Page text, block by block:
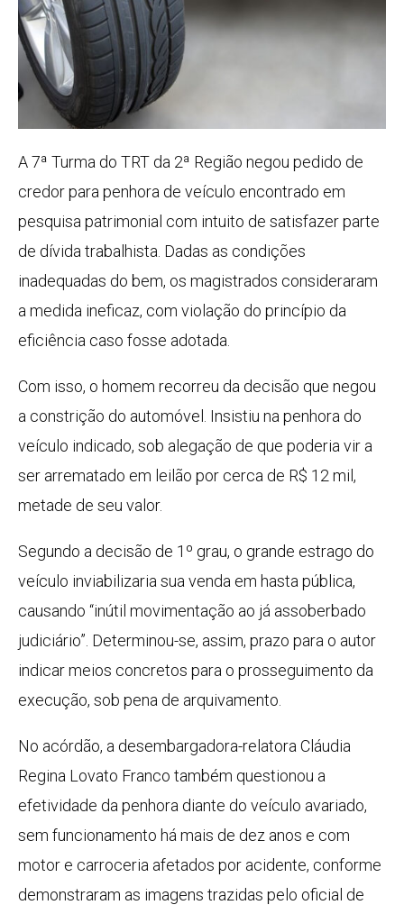
A 7ª Turma do TRT da 2ª Região negou pedido de
credor para penhora de veículo encontrado em
pesquisa patrimonial com intuito de satisfazer parte
de dívida trabalhista. Dadas as condições
inadequadas do bem, os magistrados consideraram
a medida ineficaz, com violação do princípio da
eficiência caso fosse adotada.
Com isso, o homem recorreu da decisão que negou
a constrição do automóvel. Insistiu na penhora do
veículo indicado, sob alegação de que poderia vir a
ser arrematado em leilão por cerca de R$ 12 mil,
metade de seu valor.
Segundo a decisão de 1º grau, o grande estrago do
veículo inviabilizaria sua venda em hasta pública,
causando “inútil movimentação ao já assoberbado
judiciário”. Determinou-se, assim, prazo para o autor
indicar meios concretos para o prosseguimento da
execução, sob pena de arquivamento.
No acórdão, a desembargadora-relatora Cláudia
Regina Lovato Franco também questionou a
efetividade da penhora diante do veículo avariado,
sem funcionamento há mais de dez anos e com
motor e carroceria afetados por acidente, conforme
demonstraram as imagens trazidas pelo oficial de